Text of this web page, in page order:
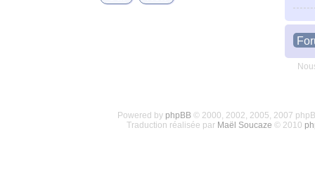
Powered by phpBB© 2000, 2002, 2005, 2007
Traduction réalisée par Maël Soucaze © 2010